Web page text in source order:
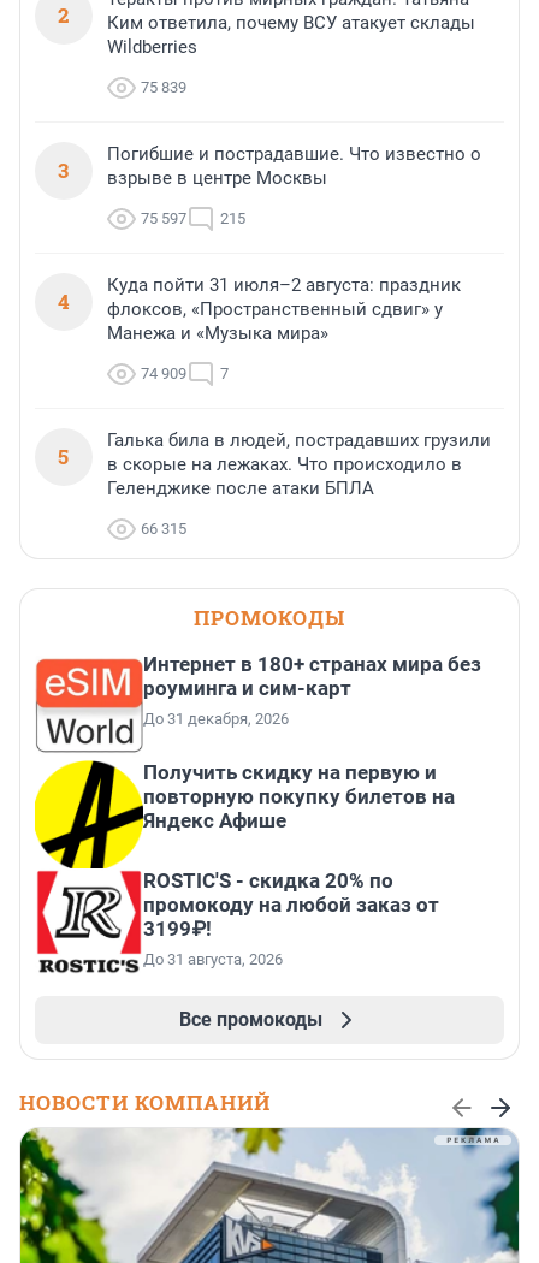
2
Ким ответила, почему ВСУ атакует склады
Wildberries
75 839
3
Погибшие и пострадавшие. Что известно о
взрыве в центре Москвы
75 597 215
4
Куда пойти 31 июля–2 августа: праздник
флоксов, «Пространственный сдвиг» у
Манежа и «Музыка мира»
74 909 7
5
Галька била в людей, пострадавших грузили
в скорые на лежаках. Что происходило в
Геленджике после атаки БПЛА
66 315
ПРОМОКОДЫ
Интернет в 180+ странах мира без
роуминга и сим-карт
До 31 декабря, 2026
Получить скидку на первую и
повторную покупку билетов на
Яндекс Афише
ROSTIC'S - скидка 20% по
промокоду на любой заказ от
3199₽!
До 31 августа, 2026
Все промокоды
НОВОСТИ КОМПАНИЙ